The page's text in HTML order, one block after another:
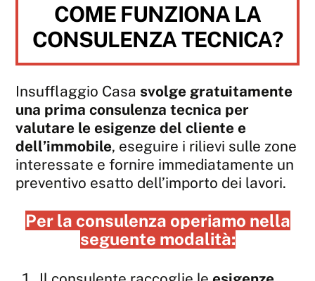
COME FUNZIONA LA
CONSULENZA TECNICA?
Insufflaggio Casa svolge gratuitamente
una prima consulenza tecnica per
valutare le esigenze del cliente e
dell’immobile, eseguire i rilievi sulle zone
interessate e fornire immediatamente un
preventivo esatto dell’importo dei lavori.
Per la consulenza operiamo nella
seguente modalità: